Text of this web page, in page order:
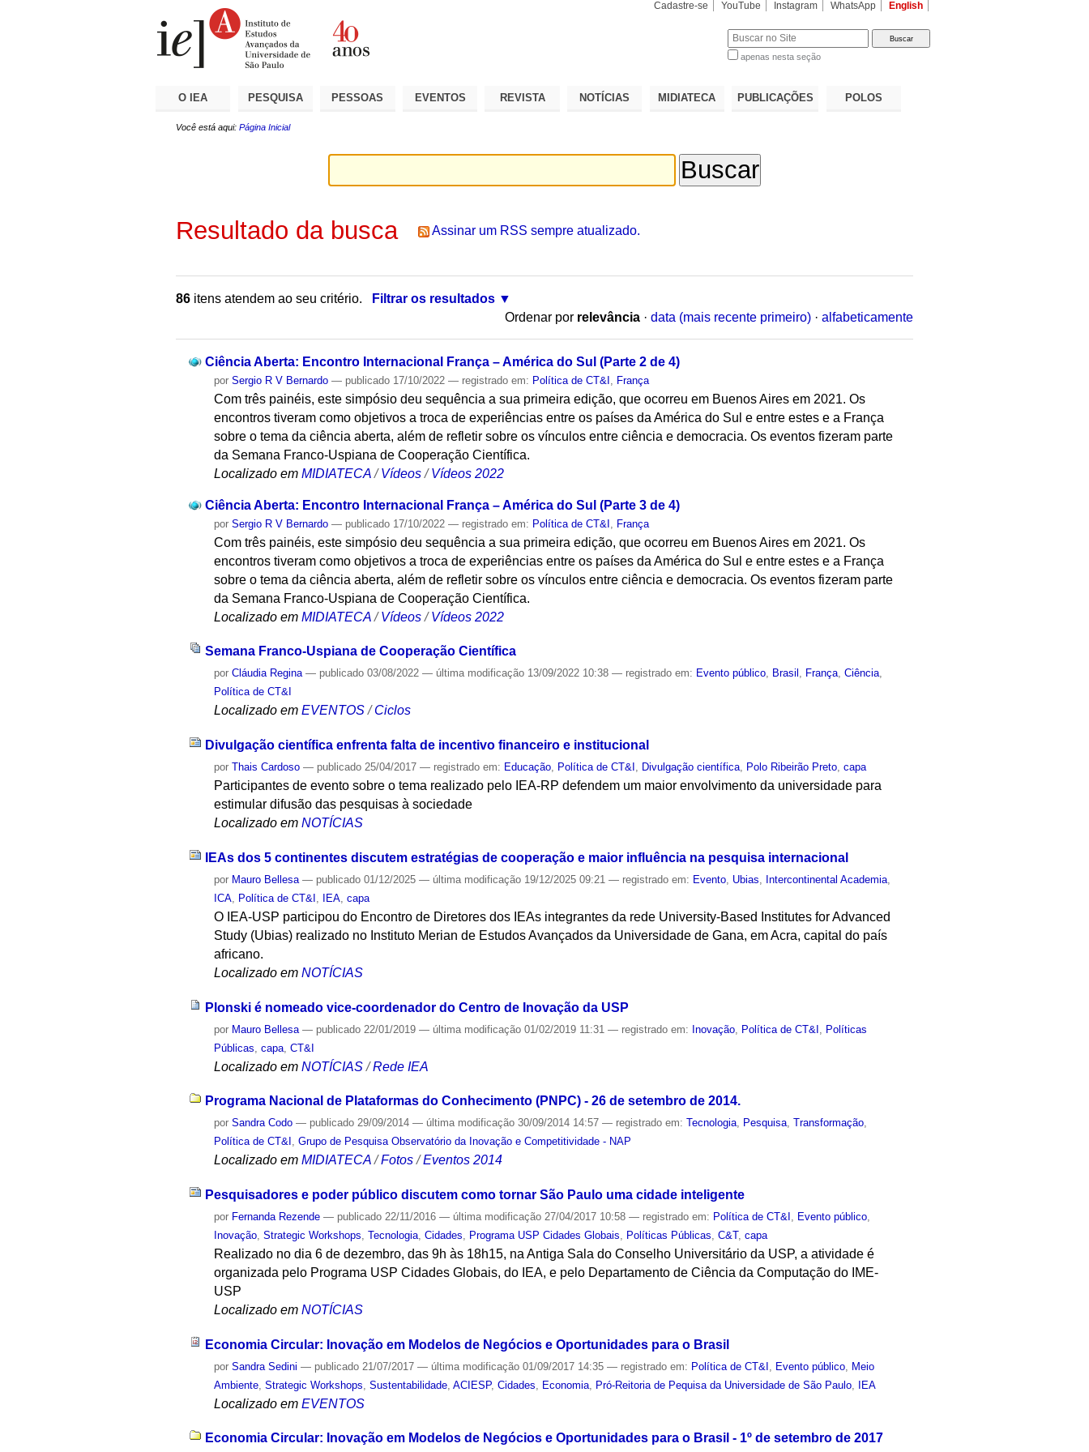
Cadastre-se YouTube Instagram WhatsApp English
apenas nesta seção
O IEA PESQUISA PESSOAS EVENTOS REVISTA NOTÍCIAS MIDIATECA PUBLICAÇÕES POLOS
Você está aqui: Página Inicial
Resultado da busca Assinar um RSS sempre atualizado.
86 itens atendem ao seu critério.
Filtrar os resultados
Ordenar por relevância · data (mais recente primeiro) · alfabeticamente
Ciência Aberta: Encontro Internacional França – América do Sul (Parte 2 de 4)
porSergio R V Bernardo — publicado 17/10/2022— registrado em: Política de CT&I França
Com três painéis, este simpósio deu sequência a sua primeira edição, que ocorreu em Buenos Aires em 2021. Os
encontros tiveram como objetivos a troca de experiências entre os países da América do Sul e entre estes e a França
sobre o tema da ciência aberta, além de refletir sobre os vínculos entre ciência e democracia. Os eventos fizeram parte
da Semana Franco-Uspiana de Cooperação Científica.
Localizado em MIDIATECA /Vídeos /Vídeos 2022
Ciência Aberta: Encontro Internacional França – América do Sul (Parte 3 de 4)
porSergio R V Bernardo — publicado 17/10/2022— registrado em: Política de CT&I França
Com três painéis, este simpósio deu sequência a sua primeira edição, que ocorreu em Buenos Aires em 2021. Os
encontros tiveram como objetivos a troca de experiências entre os países da América do Sul e entre estes e a França
sobre o tema da ciência aberta, além de refletir sobre os vínculos entre ciência e democracia. Os eventos fizeram parte
da Semana Franco-Uspiana de Cooperação Científica.
Localizado em MIDIATECA /Vídeos /Vídeos 2022
Semana Franco-Uspiana de Cooperação Científica
porCláudia Regina — publicado 03/08/2022— última modificação 13/09/2022 10:38— registrado em: Evento público, Brasil , França,Ciência,
Política de CT&I
Localizado em EVENTOS /Ciclos
Divulgação científica enfrenta falta de incentivo financeiro e institucional
porThais Cardoso — publicado 25/04/2017— registrado em: Educação, Política de CT&I , Divulgação científica, Polo Ribeirão Preto,capa
Participantes de evento sobre o tema realizado pelo IEA-RP defendem um maior envolvimento da universidade para
estimular difusão das pesquisas à sociedade
Localizado em NOTÍCIAS
IEAs dos 5 continentes discutem estratégias de cooperação e maior influência na pesquisa internacional
por Mauro Bellesa — publicado 01/12/2025— última modificação 19/12/2025 09:21— registrado em: Evento Ubias Intercontinental Academia
ICA
Política de CT&I IEA ,capa
O IEA-USP participou do Encontro de Diretores dos IEAs integrantes da rede University-Based Institutes for Advanced
Study (Ubias) realizado no Instituto Merian de Estudos Avançados da Universidade de Gana, em Acra, capital do país
africano.
Localizado em NOTÍCIAS
Plonski é nomeado vice-coordenador do Centro de Inovação da USP
por Mauro Bellesa — publicado 22/01/2019— última modificação 01/02/2019 11:31— registrado em: Inovação Política de CT&I
Políticas
Públicas ,capa ,CT&I
Localizado em NOTÍCIAS /Rede IEA
Programa Nacional de Plataformas do Conhecimento (PNPC) - 26 de setembro de 2014.
porSandra Codo — publicado 29/09/2014— última modificação 30/09/2014 14:57— registrado em:Tecnologia, Pesquisa,Transformação,
Política de CT&I ,Grupo de Pesquisa Observatório da Inovação e Competitividade - NAP
Localizado em MIDIATECA /Fotos /Eventos 2014
Pesquisadores e poder público discutem como tornar São Paulo uma cidade inteligente
por Fernanda Rezende — publicado 22/11/2016— última modificação 27/04/2017 10:58— registrado em: Política de CT&I Evento público
Inovação ,Strategic Workshops ,Tecnologia ,Cidades Programa USP Cidades Globais Políticas Públicas ,C&T,capa
Realizado no dia 6 de dezembro, das 9h às 18h15, na Antiga Sala do Conselho Universitário da USP, a atividade é
organizada pelo Programa USP Cidades Globais, do IEA, e pelo Departamento de Ciência da Computação do IME-
USP
Localizado em NOTÍCIAS
Economia Circular: Inovação em Modelos de Negócios e Oportunidades para o Brasil
porSandra Sedini — publicado 21/07/2017— última modificação 01/09/2017 14:35— registrado em: Política de CT&I Evento público Meio
Ambiente ,Strategic Workshops ,Sustentabilidade ,ACIESP,Cidades Economia Pró-Reitoria de Pequisa da Universidade de São Paulo IEA
Localizado em EVENTOS
Economia Circular: Inovação em Modelos de Negócios e Oportunidades para o Brasil - 1º de setembro de 2017